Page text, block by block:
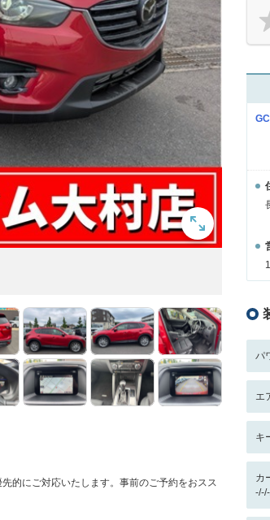
的にご対応いたします。事前のご予約をおスス
パ
エ
キ
カ